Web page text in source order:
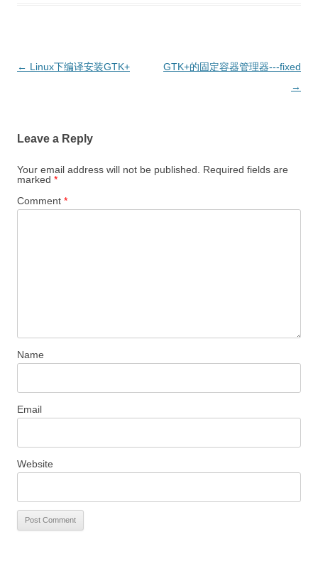
Post
← Linux下编译安装GTK+
GTK+的固定容器管理器---fixed
→
Leave a Reply
Your email address will not be published.
Required fields are
marked *
Comment *
Name
Email
Website